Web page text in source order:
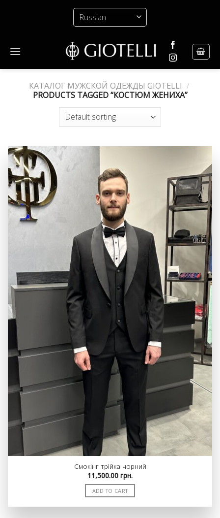
КАТАЛОГ МУЖСКОЙ ОДЕЖДЫ GIOTELLI /
PRODUCTS TAGGED “КОСТЮМ ЖЕНИХА”
Смокінг трійка чорний
11,500.00 грн.
ADD TO CART